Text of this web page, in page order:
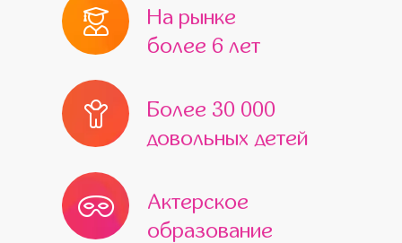
На рынке
более 6 лет
Более 30 000
довольных детей
Актерское
образование